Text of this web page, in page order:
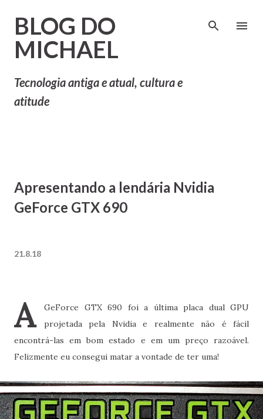
BLOG DO
MICHAEL
Tecnologia antiga e atual, cultura e
atitude
Apresentando a lendária Nvidia
GeForce GTX 690
21.8.18
A
GeForce GTX 690 foi a última placa dual GPU
projetada pela Nvidia e realmente não é fácil
encontrá-las em bom estado e em um preço razoável.
Felizmente eu consegui matar a vontade de ter uma!